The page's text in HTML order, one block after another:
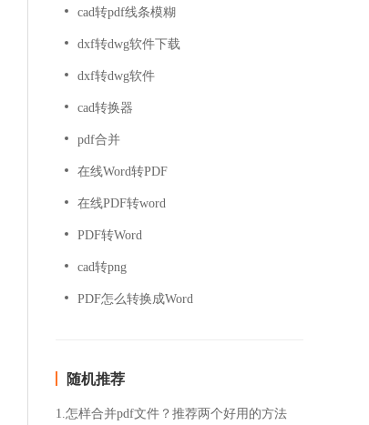
cad转pdf线条模糊
dxf转dwg软件下载
dxf转dwg软件
cad转换器
pdf合并
在线Word转PDF
在线PDF转word
PDF转Word
cad转png
PDF怎么转换成Word
随机推荐
1.怎样合并pdf文件？推荐两个好用的方法